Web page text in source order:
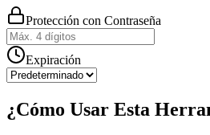
Protección con Contraseña
Expiración
¿Cómo Usar Esta